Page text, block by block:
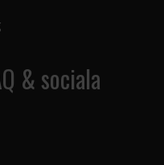
& sociala